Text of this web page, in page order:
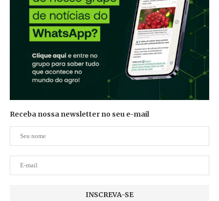
Receba nossa newsletter no seu e-mail